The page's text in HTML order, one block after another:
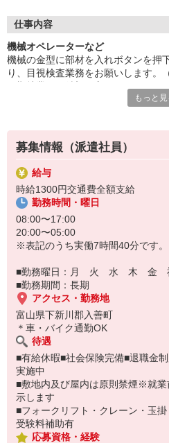
■お友達紹介キャンペーン！デジタ
『テクノ・サービス』は、派遣業
プです。
全国にあるお仕事の中から、一人
じたお仕事をご案内します。
登録方法は、【オンライン】【電
選べます♪
★★履歴書・証明写真は不要！★★
また、ご登録済の方はお仕事の紹
ご応募お待ちしています。
仕事内容
機械オペレーターなど
機械の金型に部材を入れボタンを押
り、目視検査業務をお願いします。
もっと見
募集情報（派遣社員）
給与
時給1300円交通費全額支給
勤務時間・曜日
08:00〜17:00
20:00〜05:00
※表記のうち実働7時間40分です。
■勤務曜日：月 火 水 木 金
■勤務期間：長期
アクセス・勤務地
富山県下新川郡入善町
＊車・バイク通勤OK
待遇
■有給休暇■社会保険完備■退職金
実施中
■敷地内及び屋内は原則禁煙※就業
示します
■フォークリフト・クレーン・玉
受験料補助有
応募資格・経験